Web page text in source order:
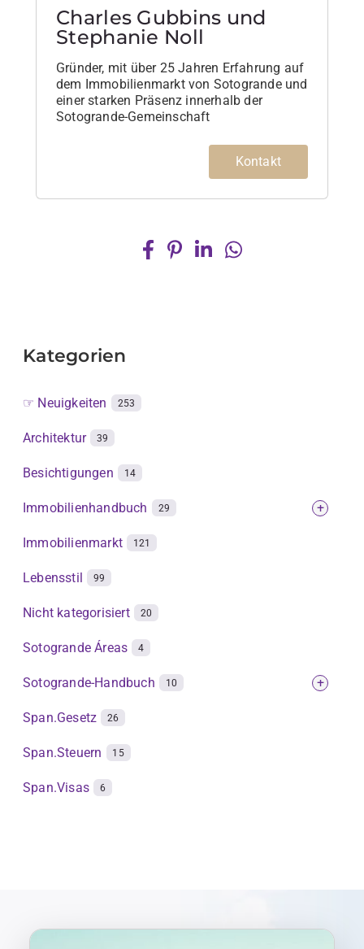
Charles Gubbins und
Stephanie Noll
Gründer, mit über 25 Jahren Erfahrung auf
dem Immobilienmarkt von Sotogrande und
einer starken Präsenz innerhalb der
Sotogrande-Gemeinschaft
Kontakt
Kategorien
☞ Neuigkeiten 253
Architektur 39
Besichtigungen 14
Immobilienhandbuch 29 +
Immobilienmarkt 121
Lebensstil 99
Nicht kategorisiert 20
Sotogrande Áreas 4
Sotogrande-Handbuch 10 +
Span.Gesetz 26
Span.Steuern 15
Span.Visas 6